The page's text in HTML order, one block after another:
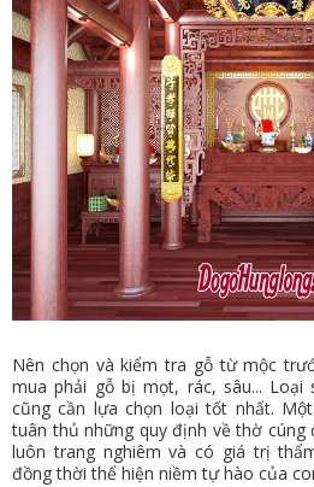
Nên chọn và kiểm tra gỗ từ mộc
mua phải gỗ bị mọt, rác, sâu...
cũng cần lựa chọn loại tốt nhất.
tuân thủ những quy định về thờ cúng
luôn trang nghiêm và có giá trị
đồng thời thể hiện niềm tự hào của